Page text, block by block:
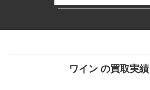
ワイン の買取実績